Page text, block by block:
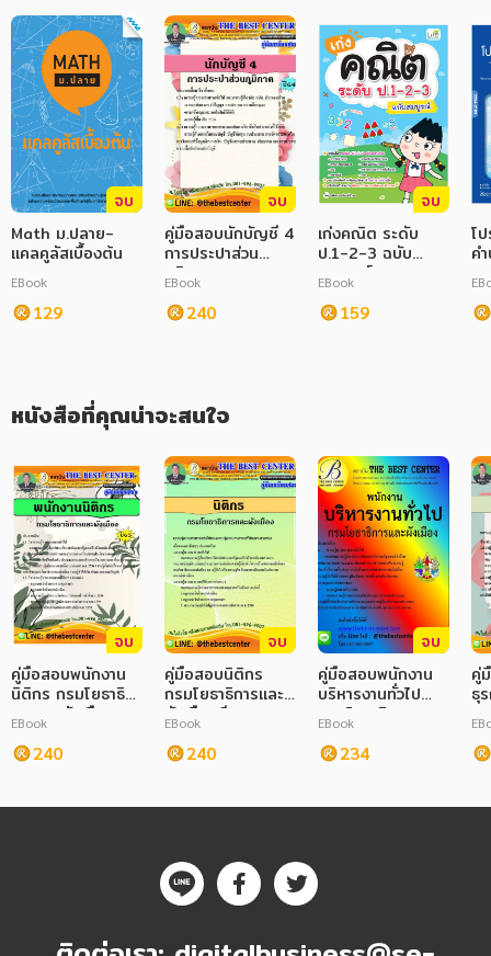
ภาษาศาสตร์
หนังสือเด็ก
การพัฒนาตนเอง
ความรู้ทั่วไป
การ์ตูนความรู้ การ์ตูน
การ์ตูนมังงะ (Manga)
- แนวข้อสอบ ประมวลกฎหมายแพ่งและพาณิชย์
- แนวข้อสอบ ประมวลกฎหมายวิธีพิจารณาความอาญา
- แนวข้อสอบ ประมวลกฎหมายวิธีพิจารณาความแพ่ง
- แนวข้อสอบ ความรู้เกี่ยวกับเศรษฐกิจ สังคม การเมือง ภายในประเทศ
และกลุ่มประเทศอาเซียน
   คู่มือเตรียมสอบสำหรับตำแหน่งพนักงานนิติกร กรมโยธาธิการและ
ผังเมือง เล่มนี้ โดยทางสถาบัน THE BEST CENTER และคณะได้เรียบ
เรียงขึ้นเพื่อให้ผู้สมัครสอบใช้สำหรับเตรียมตัวสอบในกำรสอบ แข่ง
ขันฯ ในครั้งนี้  ดังนั้นทางสถาบัน THE BEST CENTER ได้เล็งเห็น
ความสำคัญจึงได้จัดทำหนังสือเล่มนี้ขึ้นมา ประกอบด้วยความรู้เกี่ยวกับ
ตัวอ่านล่วงหน้า มีความพร้อมในการทำข้อสอบ
จบ
Math ม.ปลาย-
แคลคูลัสเบื้องต้น
EBook
129
จบ
คู่มือสอบนักบัญชี 4
การประปาส่วน
ภูมิภาค
EBook
240
จบ
เก่งคณิต ระดับ
ป.1-2-3 ฉบับ
สมบูรณ์
EBook
159
โ
ค
หนังสือที่คุณน่าจะสนใจ
จบ
คู่มือสอบพนักงาน
นิติกร กรมโยธาธิ
การและผังเมือง
EBook
240
จบ
คู่มือสอบนิติกร
กรมโยธาธิการและ
ผังเมือง ปี 2563
EBook
240
จบ
คู่มือสอบพนักงาน
บริหารงานทั่วไป
กรมโยธาธิการและ
ผังเมือง ออกใหม่
2561
EBook
234
คู่
ธุ
ก